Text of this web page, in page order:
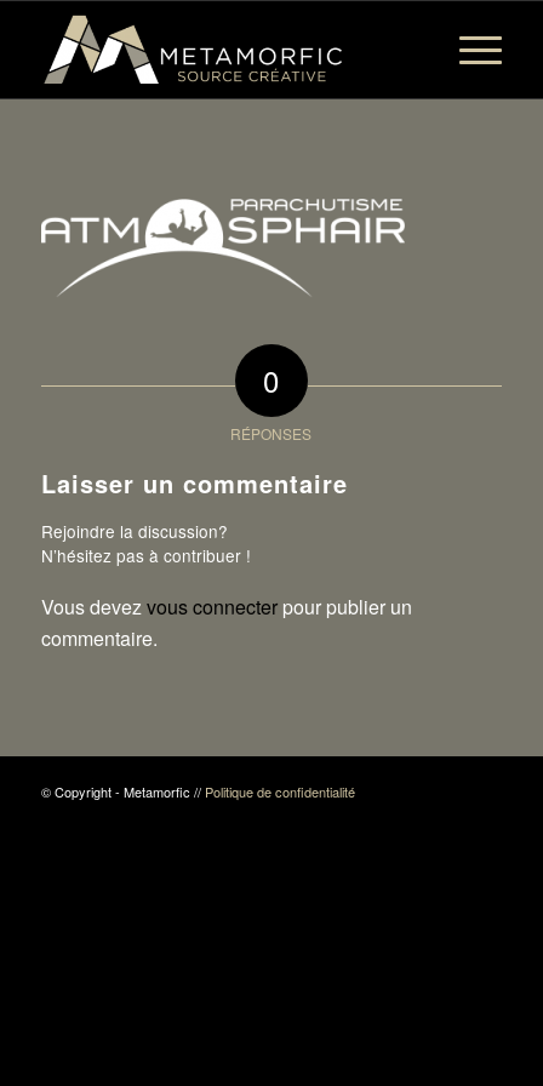
0
RÉPONSES
Laisser un commentaire
Rejoindre la discussion?
N’hésitez pas à contribuer !
Vous devezvous connecterpour publier un
commentaire.
© Copyright - Metamorfic // Politique de confidentialité